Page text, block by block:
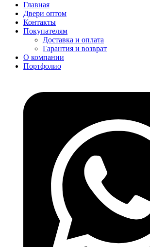
Главная
Двери оптом
Контакты
Покупателям
Доставка и оплата
Гарантия и возврат
О компании
Портфолио